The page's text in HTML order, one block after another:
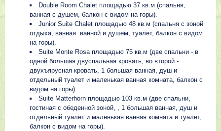
Double Room Chalet площадью 37 кв.м (спальня,
ванная с душем, балкон с видом на горы).
Junior Suite Chalet площадью 48 кв.м (спальня с зоной
отдыха, ванная ванной и душем, туалет, балкон с видом
на горы).
Suite Monte Rosa площадью 75 кв.м (две спальни - в
одной большая двуспальная кровать, во второй -
двухъярусная кровать, 1 большая ванная, душ и
отдельный туалет и маленькая ванная комната, балкон с
видом на горы).
Suite Matterhorn площадью 103 кв.м (две спальни,
гостиная с обеденной зоной, , 1 большая ванная, душ и
отдельный туалет и маленькая ванная комната и туалет,
балкон с видом на горы).